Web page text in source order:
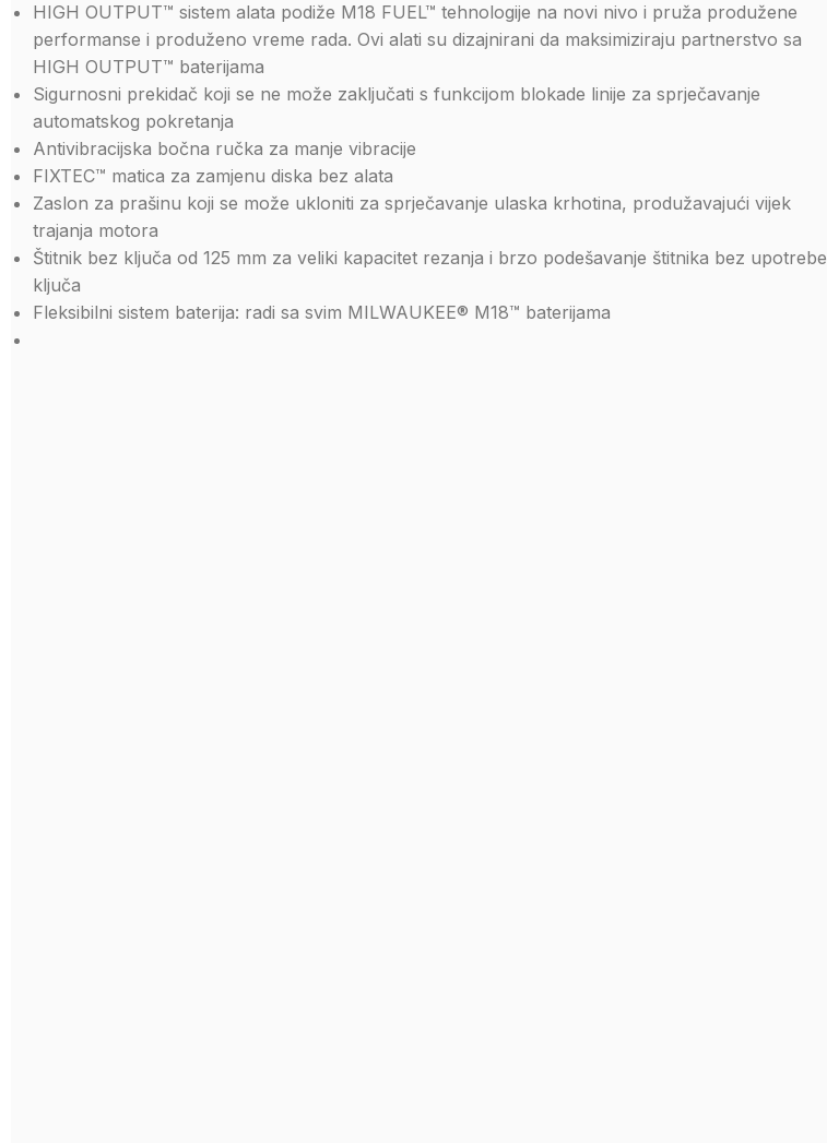
HIGH OUTPUT™ sistem alata podiže M18 FUEL™ tehnologije na novi nivo i pruža produžene
performanse i produženo vreme rada. Ovi alati su dizajnirani da maksimiziraju partnerstvo sa
HIGH OUTPUT™ baterijama
Sigurnosni prekidač koji se ne može zaključati s funkcijom blokade linije za sprječavanje
automatskog pokretanja
Antivibracijska bočna ručka za manje vibracije
FIXTEC™ matica za zamjenu diska bez alata
Zaslon za prašinu koji se može ukloniti za sprječavanje ulaska krhotina, produžavajući vijek
trajanja motora
Štitnik bez ključa od 125 mm za veliki kapacitet rezanja i brzo podešavanje štitnika bez upotrebe
ključa
Fleksibilni sistem baterija: radi sa svim MILWAUKEE® M18™ baterijama